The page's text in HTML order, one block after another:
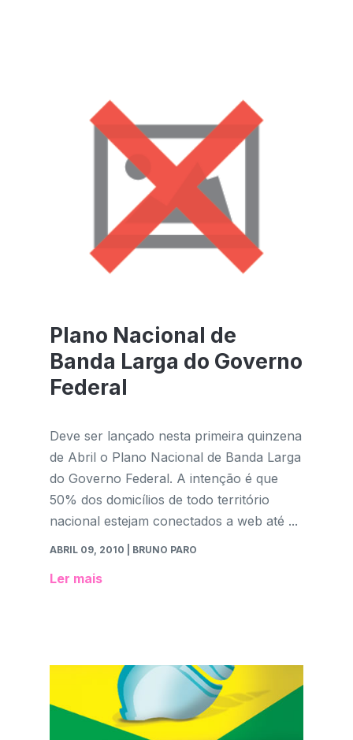
Plano Nacional de
Banda Larga do Governo
Federal
Deve ser lançado nesta primeira quinzena
de Abril o Plano Nacional de Banda Larga
do Governo Federal. A intenção é que
50% dos domicílios de todo território
nacional estejam conectados a web até ...
ABRIL 09, 2010 | BRUNO PARO
Ler mais